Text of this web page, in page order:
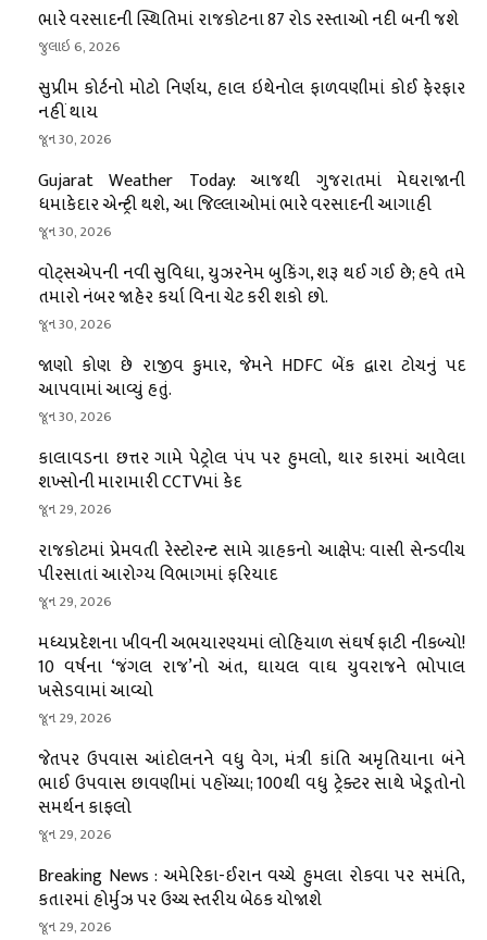
ભારે વરસાદની સ્થિતિમાં રાજકોટના 87 રોડ રસ્તાઓ નદી બની જશે
જુલાઇ 6, 2026
સુપ્રીમ કોર્ટનો મોટો નિર્ણય, હાલ ઇથેનોલ ફાળવણીમાં કોઈ ફેરફાર
નહીં થાય
જૂન 30, 2026
Gujarat Weather Today: આજથી ગુજરાતમાં મેઘરાજાની
ધમાકેદાર એન્ટ્રી થશે, આ જિલ્લાઓમાં ભારે વરસાદની આગાહી
જૂન 30, 2026
વોટ્સએપની નવી સુવિધા, યુઝરનેમ બુકિંગ, શરૂ થઈ ગઈ છે; હવે તમે
તમારો નંબર જાહેર કર્યા વિના ચેટ કરી શકો છો.
જૂન 30, 2026
જાણો કોણ છે રાજીવ કુમાર, જેમને HDFC બેંક દ્વારા ટોચનું પદ
આપવામાં આવ્યું હતું.
જૂન 30, 2026
કાલાવડના છત્તર ગામે પેટ્રોલ પંપ પર હુમલો, થાર કારમાં આવેલા
શખ્સોની મારામારી CCTVમાં કેદ
જૂન 29, 2026
રાજકોટમાં પ્રેમવતી રેસ્ટોરન્ટ સામે ગ્રાહકનો આક્ષેપ: વાસી સેન્ડવીચ
પીરસાતાં આરોગ્ય વિભાગમાં ફરિયાદ
જૂન 29, 2026
મધ્યપ્રદેશના ખીવની અભયારણ્યમાં લોહિયાળ સંઘર્ષ ફાટી નીકળ્યો!
10 વર્ષના ‘જંગલ રાજ’નો અંત, ઘાયલ વાઘ યુવરાજને ભોપાલ
ખસેડવામાં આવ્યો
જૂન 29, 2026
જેતપર ઉપવાસ આંદોલનને વધુ વેગ, મંત્રી કાંતિ અમૃતિયાના બંને
ભાઈ ઉપવાસ છાવણીમાં પહોંચ્યા; 100થી વધુ ટ્રેક્ટર સાથે ખેડૂતોનો
સમર્થન કાફલો
જૂન 29, 2026
Breaking News : અમેરિકા-ઈરાન વચ્ચે હુમલા રોકવા પર સમંતિ,
કતારમાં હોર્મુઝ પર ઉચ્ચ સ્તરીય બેઠક યોજાશે
જૂન 29, 2026